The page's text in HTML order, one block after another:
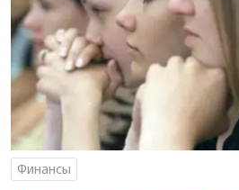
Финансы